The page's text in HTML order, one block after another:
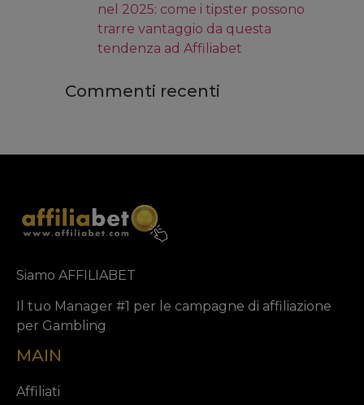
nel 2025: come i tipster possono
trarre vantaggio da questa
tendenza ad Affiliabet
Commenti recenti
Siamo AFFILIABET
Il tuo Manager #1 per le campagne di affiliazione
per Gambling
MAIN
Affiliati